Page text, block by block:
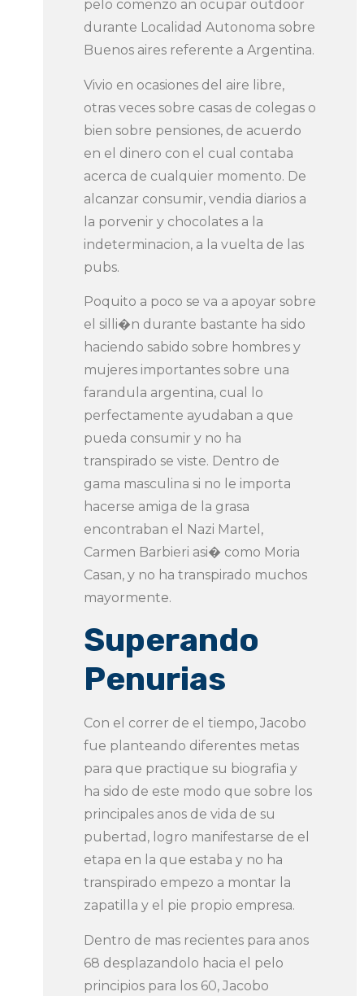
pelo comenzo an ocupar outdoor
durante Localidad Autonoma sobre
Buenos aires referente a Argentina.
Vivio en ocasiones del aire libre,
otras veces sobre casas de colegas o
bien sobre pensiones, de acuerdo
en el dinero con el cual contaba
acerca de cualquier momento. De
alcanzar consumir, vendia diarios a
la porvenir y chocolates a la
indeterminacion, a la vuelta de las
pubs.
Poquito a poco se va a apoyar sobre
el silli�n durante bastante ha sido
haciendo sabido sobre hombres y
mujeres importantes sobre una
farandula argentina, cual lo
perfectamente ayudaban a que
pueda consumir y no ha
transpirado se viste. Dentro de
gama masculina si no le importa
hacerse amiga de la grasa
encontraban el Nazi Martel,
Carmen Barbieri asi� como Moria
Casan, y no ha transpirado muchos
mayormente.
Superando
Penurias
Con el correr de el tiempo, Jacobo
fue planteando diferentes metas
para que practique su biografia y
ha sido de este modo que sobre los
principales anos de vida de su
pubertad, logro manifestarse de el
etapa en la que estaba y no ha
transpirado empezo a montar la
zapatilla y el pie propio empresa.
Dentro de mas recientes para anos
68 desplazandolo hacia el pelo
principios para los 60, Jacobo